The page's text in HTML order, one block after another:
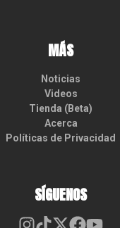
MÁS
Noticias
Videos
Tienda (Beta)
Acerca
Políticas de Privacidad
SÍGUENOS